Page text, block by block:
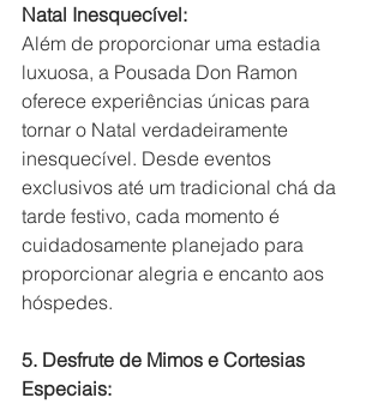
Natal Inesquecível:
Além de proporcionar uma estadia
luxuosa, a Pousada Don Ramon
oferece experiências únicas para
tornar o Natal verdadeiramente
inesquecível. Desde eventos
exclusivos até um tradicional chá da
tarde festivo, cada momento é
cuidadosamente planejado para
proporcionar alegria e encanto aos
hóspedes.
5. Desfrute de Mimos e Cortesias
Especiais: